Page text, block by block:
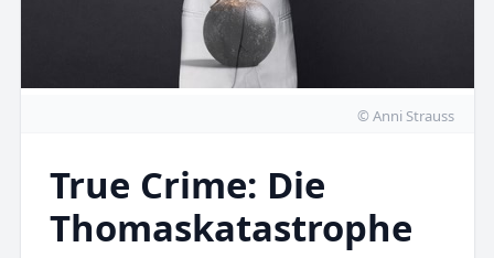
© Anni Strauss
True Crime: Die
Thomaskatastrophe